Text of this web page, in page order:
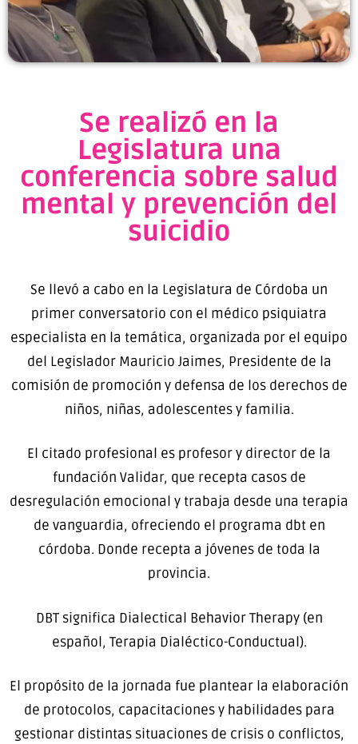
Se realizó en la
Legislatura una
conferencia sobre salud
mental y prevención del
suicidio
Se llevó a cabo en la Legislatura de Córdoba un
primer conversatorio con el médico psiquiatra
especialista en la temática, organizada por el equipo
del Legislador Mauricio Jaimes, Presidente de la
comisión de promoción y defensa de los derechos de
niños, niñas, adolescentes y familia.
El citado profesional es profesor y director de la
fundación Validar, que recepta casos de
desregulación emocional y trabaja desde una terapia
de vanguardia, ofreciendo el programa dbt en
córdoba. Donde recepta a jóvenes de toda la
provincia.
DBT significa Dialectical Behavior Therapy (en
español, Terapia Dialéctico-Conductual).
El propósito de la jornada fue plantear la elaboración
de protocolos, capacitaciones y habilidades para
gestionar distintas situaciones de crisis o conflictos,